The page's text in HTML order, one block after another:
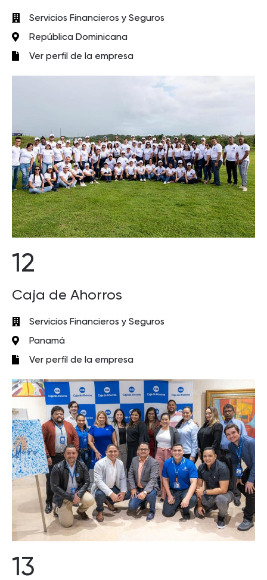
Servicios Financieros y Seguros
República Dominicana
Ver perfil de la empresa
12
Caja de Ahorros
Servicios Financieros y Seguros
Panamá
Ver perfil de la empresa
13